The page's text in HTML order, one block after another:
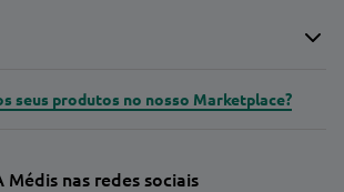
seus produtos no nosso Marketplace?
Médis nas redes sociais